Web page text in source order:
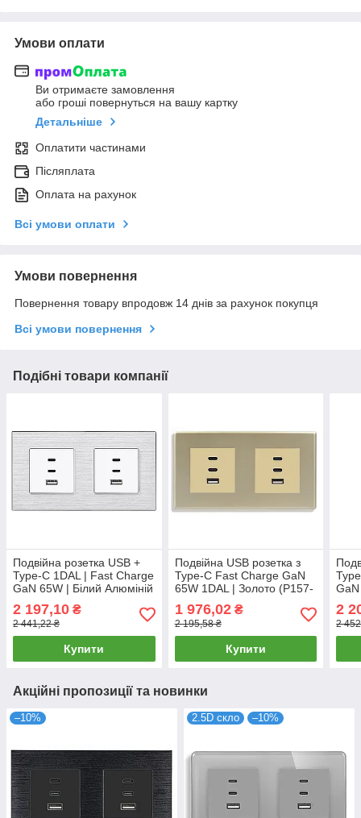
Умови оплати
Ви отримаєте замовлення
або гроші повернуться на вашу картку
Детальніше
Оплатити частинами
Післяплата
Оплата на рахунок
Всі умови оплати
Умови повернення
Повернення товару впродовж 14 днів за рахунок покупця
Всі умови повернення
Подібні товари компанії
Подвійна розетка USB +
Type-C 1DAL | Fast Charge
GaN 65W | Білий Алюміній
2 197,10 ₴
2 441,22 ₴
Купити
Подвійна USB розетка з
Type-C Fast Charge GaN
65W 1DAL | Золото (P157-
1 976,02₴
2 195,58 ₴
Купити
2
2
Акційні пропозиції та новинки
–10% 2.5D скло –10%